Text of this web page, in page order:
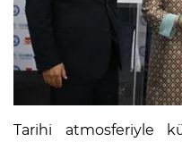
Tarihi atmosferiyle